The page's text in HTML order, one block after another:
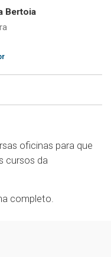
Bertoia
oficinas para que
cursos da
completo.